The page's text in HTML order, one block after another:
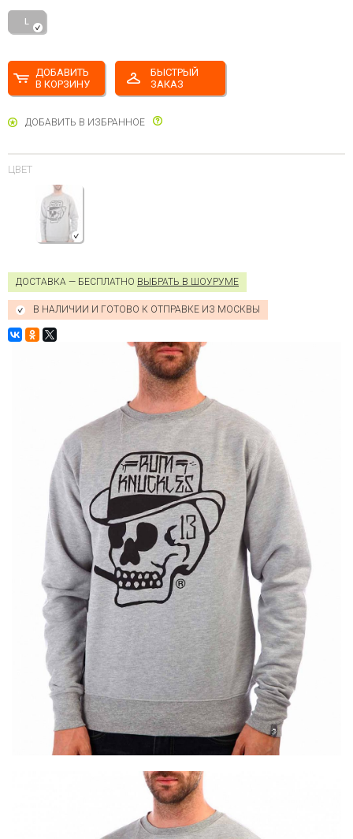
L
ДОБАВИТЬ
В КОРЗИНУ
БЫСТРЫЙ
ЗАКАЗ
ДОБАВИТЬ В ИЗБРАННОЕ
ЦВЕТ
ДОСТАВКА — БЕСПЛАТНО ВЫБРАТЬ В ШОУРУМЕ
В НАЛИЧИИ И ГОТОВО К ОТПРАВКЕ ИЗ МОСКВЫ